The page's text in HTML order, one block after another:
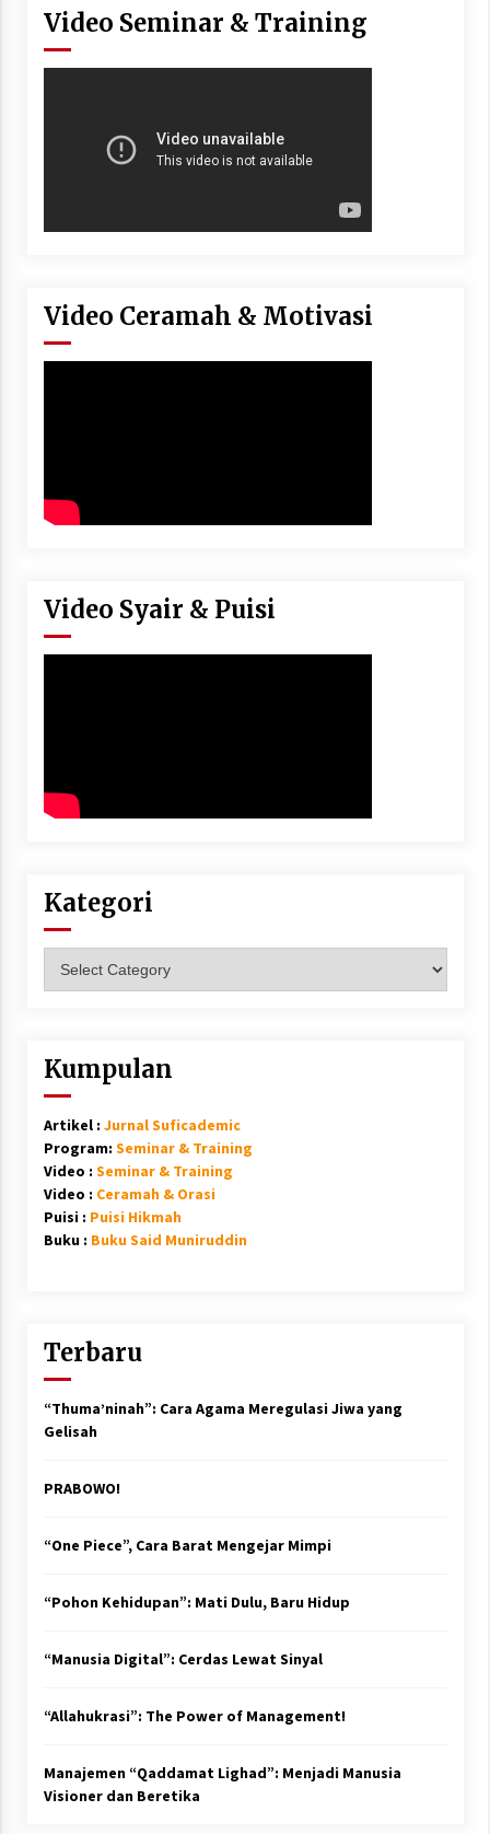
Video Seminar & Training
Video Ceramah & Motivasi
Video Syair & Puisi
Kategori
Kumpulan
Artikel : Jurnal Suficademic
Program: Seminar & Training
Video : Seminar & Training
Video : Ceramah & Orasi
Puisi : Puisi Hikmah
Buku : Buku Said Muniruddin
Terbaru
“Thuma’ninah”: Cara Agama Meregulasi Jiwa yang
Gelisah
PRABOWO!
“One Piece”, Cara Barat Mengejar Mimpi
“Pohon Kehidupan”: Mati Dulu, Baru Hidup
“Manusia Digital”: Cerdas Lewat Sinyal
“Allahukrasi”: The Power of Management!
Manajemen “Qaddamat Lighad”: Menjadi Manusia
Visioner dan Beretika